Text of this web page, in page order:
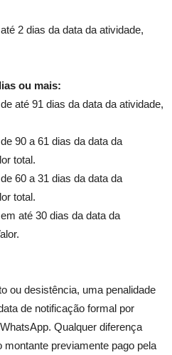
2 dias da data da atividade,
ou mais:
até 91 dias da data da atividade,
90 a 61 dias da data da
total.
60 a 31 dias da data da
total.
até 30 dias da data da
ou desistência, uma penalidade
de notificação formal por
Qualquer diferença
montante previamente pago pela